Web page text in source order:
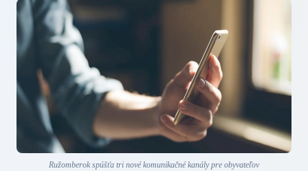
Ružomberok spúšťa tri nové komunikačné kanály pre obyvateľov